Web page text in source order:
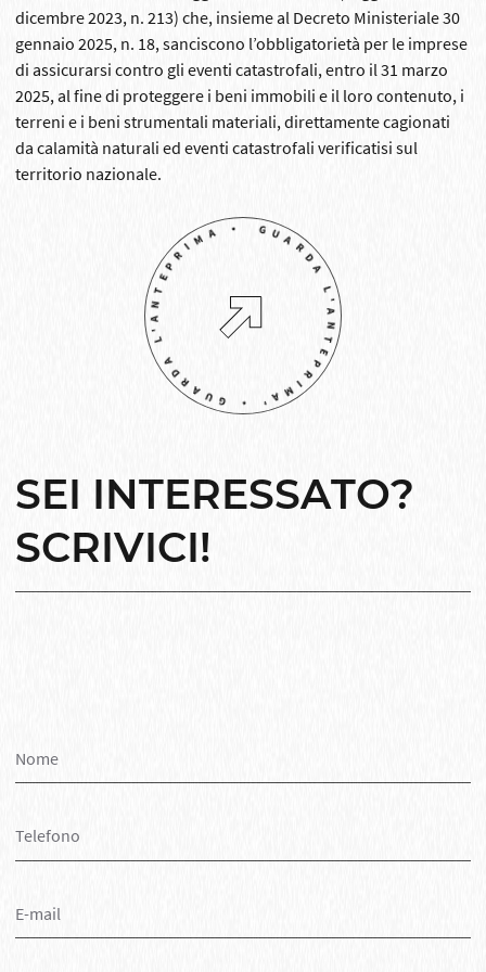
dicembre 2023, n. 213) che, insieme al Decreto Ministeriale 30
gennaio 2025, n. 18, sanciscono l’obbligatorietà per le imprese
di assicurarsi contro gli eventi catastrofali, entro il 31 marzo
2025, al fine di proteggere i beni immobili e il loro contenuto, i
terreni e i beni strumentali materiali, direttamente cagionati
da calamità naturali ed eventi catastrofali verificatisi sul
territorio nazionale.
GUARDA L'ANTEPRIMA' • GUARDA L'ANTEPRIMA •
SEI INTERESSATO?
SCRIVICI!